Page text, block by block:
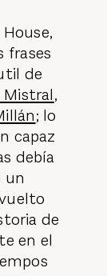
frases
de
Mistral,
; lo
capaz
debía
un
de
en el